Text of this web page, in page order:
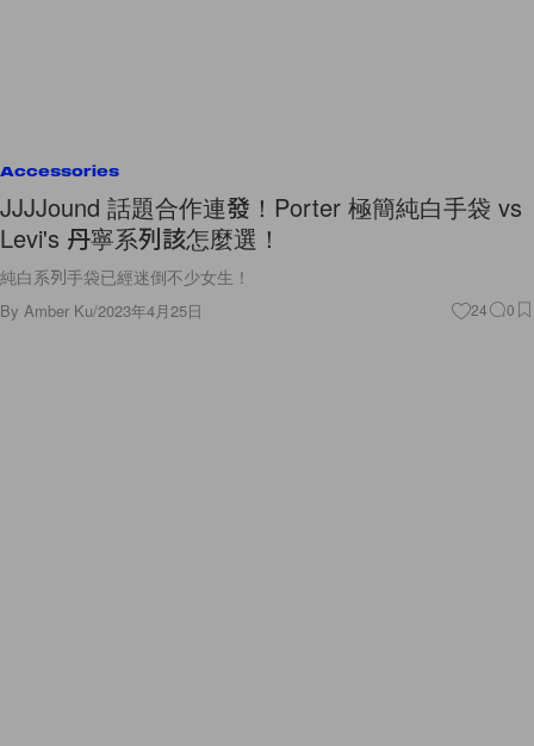
Accessories
JJJJound 話題合作連發！Porter 極簡純白手袋 vs
Levi's 丹寧系列該怎麼選！
純白系列手袋已經迷倒不少女生！
By Amber Ku/2023年4月25日 24 0